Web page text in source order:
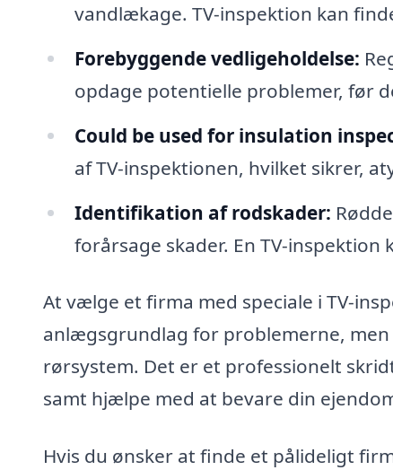
vandlækage. TV-inspektion kan
Forebyggende vedligeholdelse:
opdage potentielle problemer, før
Could be used for insulation
af TV-inspektionen, hvilket sikrer,
Identifikation af rodskader:
forårsage skader. En TV-
At vælge et firma med speciale i TV-
anlægsgrundlag for problemerne,
rørsystem. Det er et professionelt
samt hjælpe med at bevare din
Hvis du ønsker at finde et pålideligt